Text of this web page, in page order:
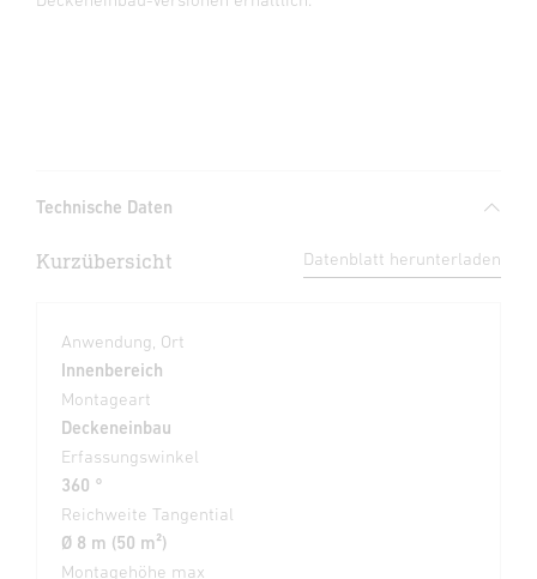
Technische Daten
Kurzübersicht Datenblatt herunterladen
Anwendung, Ort
Innenbereich
Montageart
Deckeneinbau
Erfassungswinkel
360 °
Reichweite Tangential
Ø 8 m (50 m²)
Montagehöhe max